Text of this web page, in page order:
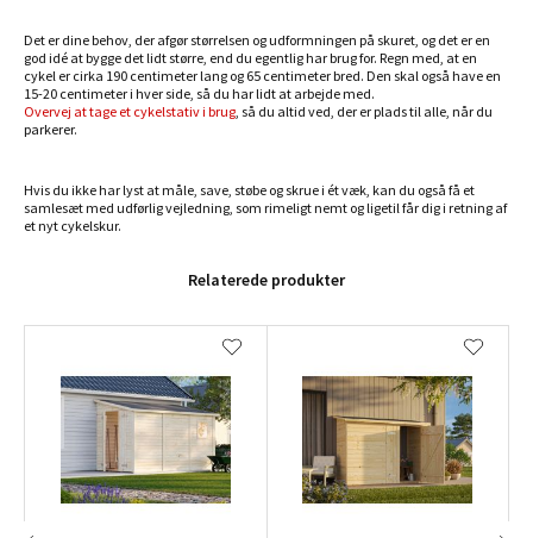
Det er dine behov, der afgør størrelsen og udformningen på skuret, og det er en
god idé at bygge det lidt større, end du egentlig har brug for. Regn med, at en
cykel er cirka 190 centimeter lang og 65 centimeter bred. Den skal også have en
15-20 centimeter i hver side, så du har lidt at arbejde med.
Overvej at tage et cykelstativ i brug , så du altid ved, der er plads til alle, når du
parkerer.
Hvis du ikke har lyst at måle, save, støbe og skrue i ét væk, kan du også få et
samlesæt med udførlig vejledning, som rimeligt nemt og ligetil får dig i retning af
et nyt cykelskur.
Relaterede produkter